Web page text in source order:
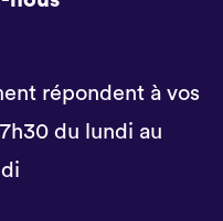
répondent à vos
du lundi au